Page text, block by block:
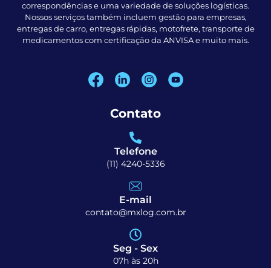
correspondências e uma variedade de soluções logísticas.
Nossos serviços também incluem gestão para empresas,
entregas de carro, entregas rápidas, motofrete, transporte de
medicamentos com certificação da ANVISA e muito mais.
Contato
Telefone
(11) 4240-5336
E-mail
contato@mxlog.com.br
Seg - Sex
07h às 20h